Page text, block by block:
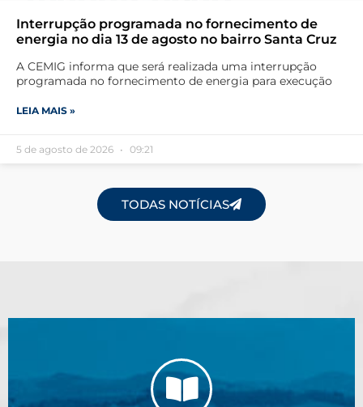
Interrupção programada no fornecimento de
energia no dia 13 de agosto no bairro Santa Cruz
A CEMIG informa que será realizada uma interrupção
programada no fornecimento de energia para execução
LEIA MAIS »
5 de agosto de 2026 09:21
TODAS NOTÍCIAS